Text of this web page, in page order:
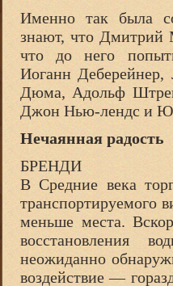
Именно так была
знают, что Дмитрий
что до него
Иоганн
Дюма, Адольф
Джон Нью-лендс и
Нечаянная радость
БРЕНДИ
В Средние века
транспортируемого
меньше места.
восстановления
неожиданно
воздействие —